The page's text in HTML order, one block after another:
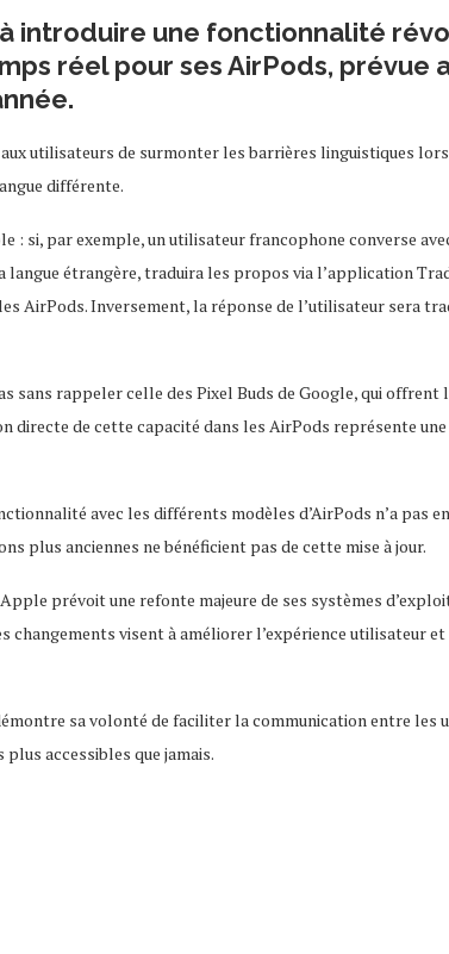
introduire une fonctionnalité
réel pour ses AirPods, prévue
utilisateurs de surmonter les barrières linguistiques lors
différente.
: si, par exemple, un utilisateur francophone converse
langue étrangère, traduira les propos via l’application
AirPods. Inversement, la réponse de l’utilisateur sera
sans rappeler celle des Pixel Buds de Google, qui
directe de cette capacité dans les AirPods représente
avec les différents modèles d’AirPods n’a pas
plus anciennes ne bénéficient pas de cette mise à jour.
prévoit une refonte majeure de ses systèmes
changements visent à améliorer l’expérience utilisateur
sa volonté de faciliter la communication entre les
accessibles que jamais.